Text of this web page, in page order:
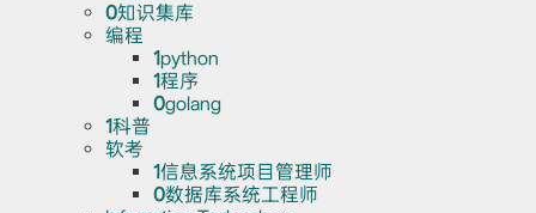
0知识集库
编程
1python
1程序
0golang
1科普
软考
1信息系统项目管理师
0数据库系统工程师